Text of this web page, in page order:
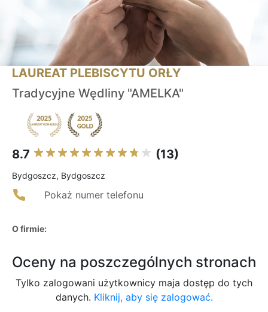
LAUREAT PLEBISCYTU ORŁY
Tradycyjne Wędliny "AMELKA"
8.7 (13)
Bydgoszcz, Bydgoszcz
Pokaż numer telefonu
O firmie:
Oceny na poszczególnych stronach
Tylko zalogowani użytkownicy maja dostęp do tych
danych. Kliknij, aby się zalogować.